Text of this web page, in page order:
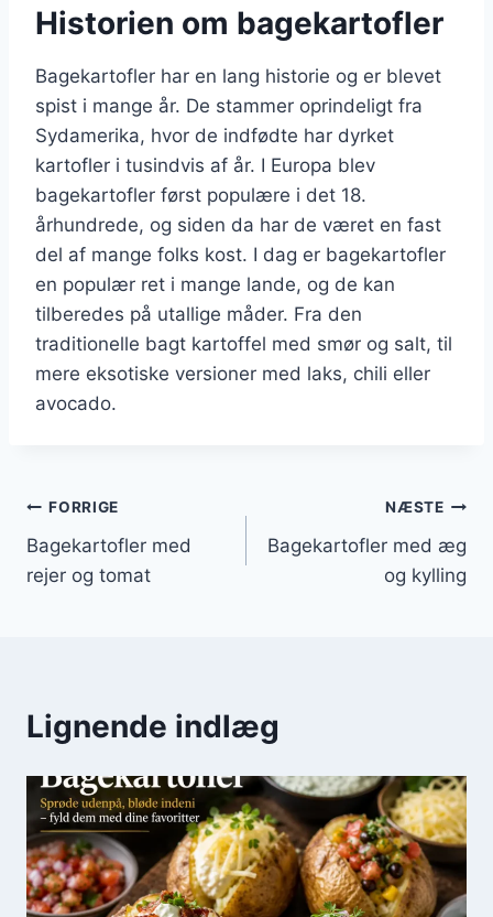
Historien om bagekartofler
Bagekartofler har en lang historie og er blevet
spist i mange år. De stammer oprindeligt fra
Sydamerika, hvor de indfødte har dyrket
kartofler i tusindvis af år. I Europa blev
bagekartofler først populære i det 18.
århundrede, og siden da har de været en fast
del af mange folks kost. I dag er bagekartofler
en populær ret i mange lande, og de kan
tilberedes på utallige måder. Fra den
traditionelle bagt kartoffel med smør og salt, til
mere eksotiske versioner med laks, chili eller
avocado.
Indlægsnavigation
FORRIGE
Bagekartofler med
rejer og tomat
NÆSTE
Bagekartofler med æg
og kylling
Lignende indlæg